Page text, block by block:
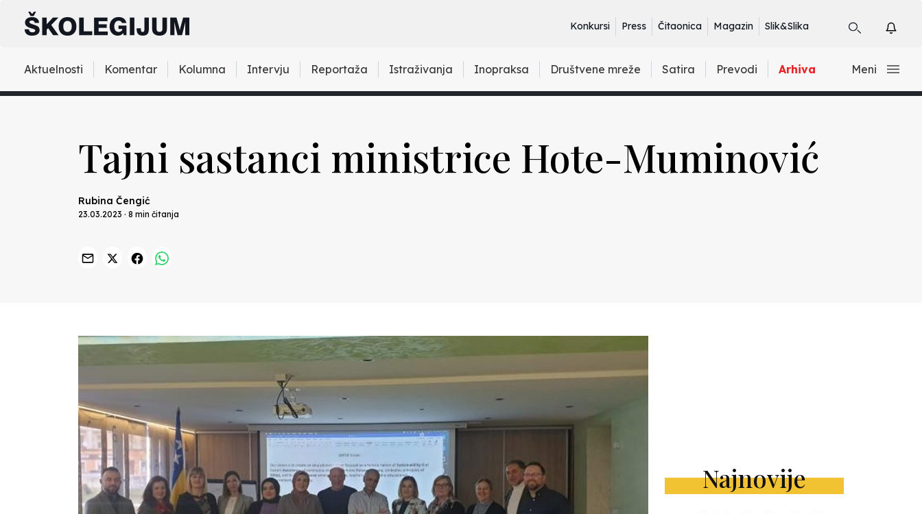
Konkursi Press Čitaonica Magazin Slik&Slika
Aktuelnosti Komentar Kolumna Intervju Reportaža Istraživanja Inopraksa Društvene mreže Satira Prevodi Arhiva Meni
Tajni sastanci ministrice Hote-Muminović
Rubina Čengić
23.03.2023 · 8 min čitanja
Najnovije